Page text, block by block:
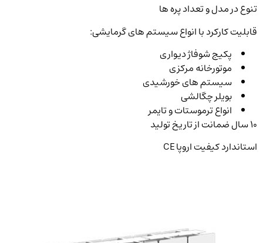
تنوع در مدل و تعداد پره ها
قابلیت کارکرد با انواع سیستم های گرمایشی:
پکیج شوفاژ دیواری
موتورخانه مرکزی
سیستم های خورشیدی
بویلر چگالشی
انواع ترموستات و تایمر
۱۰ سال ضمانت از تاریخ تولید
استاندارد کیفیت اروپا CE